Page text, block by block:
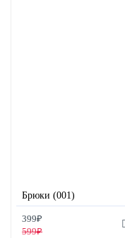
Брюки (001)
399₽
599₽